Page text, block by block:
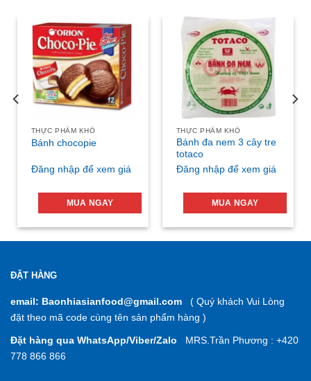
THỰC PHẨM KHÔ
Bánh chocopie
Đăng nhập để xem giá
MUA NGAY
THỰC PHẨM KHÔ
Bánh đa nem 3 cây tre
totaco
Đăng nhập để xem giá
MUA NGAY
ĐẶT HÀNG
email: Baonhiasianfood@gmail.com ( Quý khách Vui Lòng
đặt theo mã code cùng tên sản phẩm hàng )
Đặt hàng qua WhatsApp/Viber/Zalo MRS.Trần Phương : +420
778 866 866